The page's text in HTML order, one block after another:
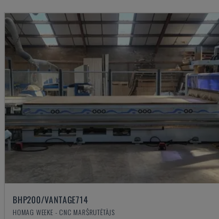
BHP200/VANTAGE714
HOMAG WEEKE - CNC MARŠRUTĒTĀJS